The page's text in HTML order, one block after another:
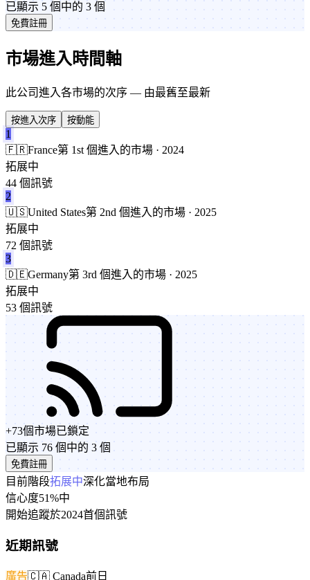
已顯示 5 個中的 3 個
免費註冊
市場進入時間軸
此公司進入各市場的次序 — 由最舊至最新
按進入次序 按動能
1
🇫🇷France第 1st 個進入的市場 · 2024
拓展中
44 個訊號
2
🇺🇸United States第 2nd 個進入的市場 · 2025
拓展中
72 個訊號
3
🇩🇪Germany第 3rd 個進入的市場 · 2025
拓展中
53 個訊號
+73個市場已鎖定
已顯示 76 個中的 3 個
免費註冊
目前階段拓展中深化當地布局
信心度51%中
開始追蹤於2024首個訊號
近期訊號
廣告🇨🇦 Canada前日